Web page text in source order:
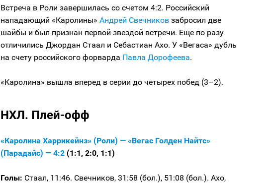
Встреча в Роли завершилась со счетом 4:2. Российский
нападающий «Каролины» Андрей Свечников забросил две
шайбы и был признан первой звездой встречи. Еще по разу
отличились Джордан Стаал и Себастиан Ахо. У «Вегаса» дубль
на счету российского форварда Павла Дорофеева.
«Каролина» вышла вперед в серии до четырех побед (3–2).
НХЛ. Плей-офф
«Каролина Харрикейнз» (Роли) — «Вегас Голден Найтс»
(Парадайс) — 4:2 (1:1, 2:0, 1:1)
Голы: Стаал, 11:46. Свечников, 31:58 (бол.), 51:08 (бол.). Ахо,